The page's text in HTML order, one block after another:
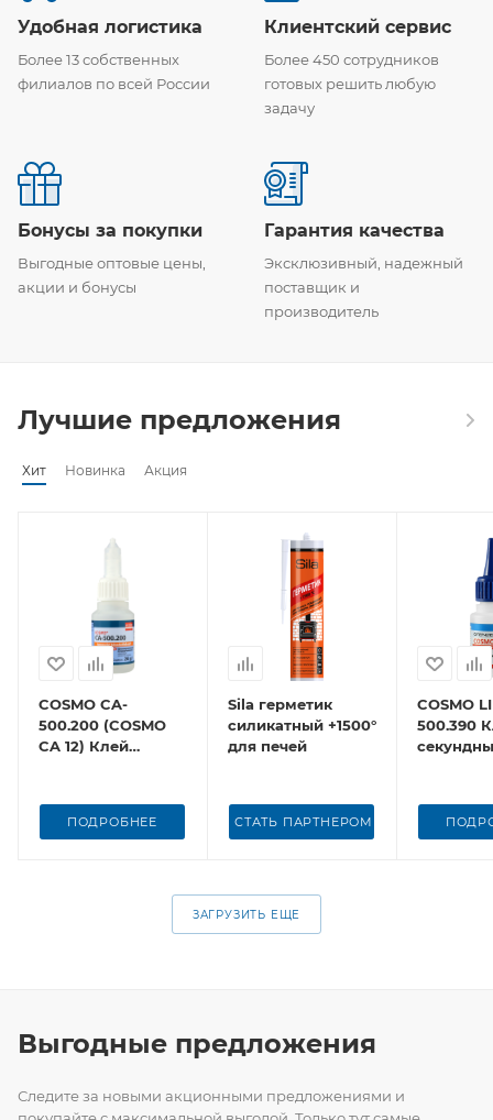
Удобная логистика
Более 13 собственных
филиалов по всей России
Клиентский сервис
Более 450 сотрудников
готовых решить любую
задачу
Бонусы за покупки
Выгодные оптовые цены,
акции и бонусы
Гарантия качества
Эксклюзивный, надежный
поставщик и
производитель
Лучшие предложения
Хит Новинка Акция
COSMO CA-
500.200 (COSMO
CA 12) Клей
ПОДРОБНЕЕ
Sila герметик
силикатный +1500°
для печей
СТАТЬ ПАРТНЕРОМ
COSMO
500.390
ЗАГРУЗИТЬ ЕЩЕ
Выгодные предложения
Следите за новыми акционными предложениями и